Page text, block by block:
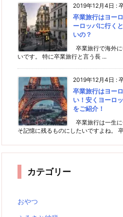
2019年12月4日 :
卒業旅行はヨー
ーロッパに行く
いの？
卒業旅行で海外
いです。 特に卒業旅行と言う長 ...
2019年12月4日 :
卒業旅行はヨー
い！安くヨーロ
をご紹介！
卒業旅行は一生
そ記憶に残るものにしたいですよね。
カテゴリー
おやつ